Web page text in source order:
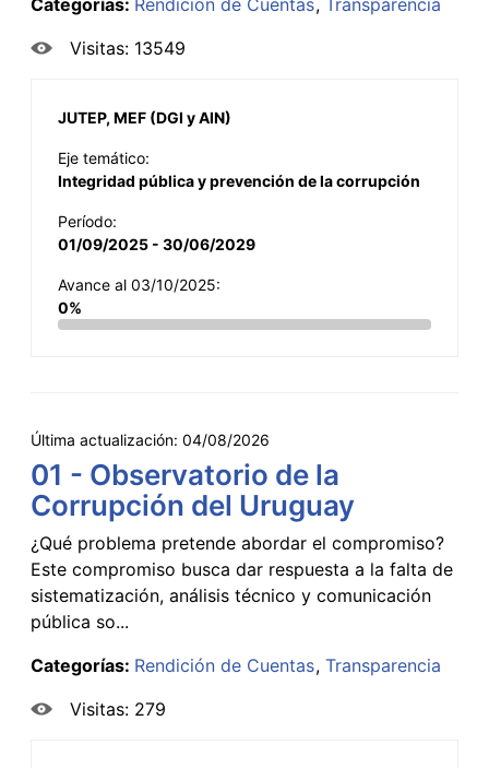
Visitas: 13549
JUTEP, MEF (DGI y AIN)
Eje temático:
Integridad pública y prevención de la corrupción
Período:
01/09/2025 - 30/06/2029
Avance al 03/10/2025:
0%
Última actualización: 04/08/2026
01 - Observatorio de la
Corrupción del Uruguay
¿Qué problema pretende abordar el compromiso?
Este compromiso busca dar respuesta a la falta de
sistematización, análisis técnico y comunicación
pública so...
Categorías: Rendición de Cuentas Transparencia
Visitas: 279